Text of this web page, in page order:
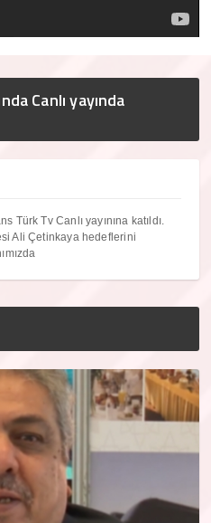
Canlı yayında
Türk Tv Canlı yayınına katıldı.
Ali Çetinkaya hedeflerini